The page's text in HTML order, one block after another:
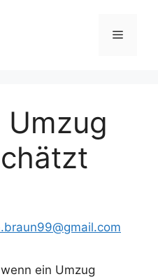
Menü
Umzug
ein Umzug